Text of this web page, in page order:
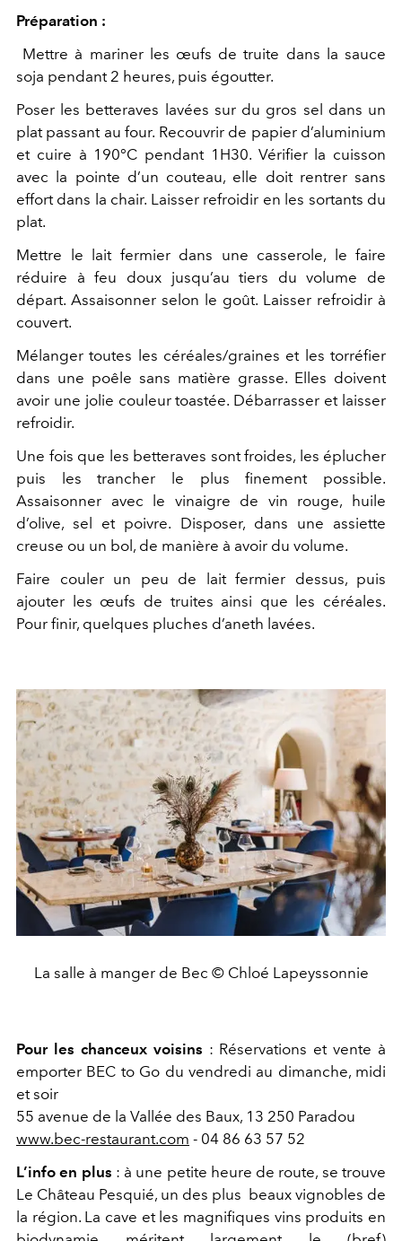
Préparation :
Mettre à mariner les œufs de truite dans la sauce
soja pendant 2 heures, puis égoutter.
Poser les betteraves lavées sur du gros sel dans un
plat passant au four. Recouvrir de papier d’aluminium
et cuire à 190°C pendant 1H30. Vérifier la cuisson
avec la pointe d’un couteau, elle doit rentrer sans
effort dans la chair. Laisser refroidir en les sortants du
plat.
Mettre le lait fermier dans une casserole, le faire
réduire à feu doux jusqu’au tiers du volume de
départ. Assaisonner selon le goût. Laisser refroidir à
couvert.
Mélanger toutes les céréales/graines et les torréfier
dans une poêle sans matière grasse. Elles doivent
avoir une jolie couleur toastée. Débarrasser et laisser
refroidir.
Une fois que les betteraves sont froides, les éplucher
puis les trancher le plus finement possible.
Assaisonner avec le vinaigre de vin rouge, huile
d’olive, sel et poivre. Disposer, dans une assiette
creuse ou un bol, de manière à avoir du volume.
Faire couler un peu de lait fermier dessus, puis
ajouter les œufs de truites ainsi que les céréales.
Pour finir, quelques pluches d’aneth lavées.
La salle à manger de Bec © Chloé Lapeyssonnie
Pour les chanceux voisins : Réservations et vente à
emporter BEC to Go du vendredi au dimanche, midi
et soir
55 avenue de la Vallée des Baux, 13 250 Paradou
www.bec-restaurant.com - 04 86 63 57 52
L’info en plus : à une petite heure de route, se trouve
Le Château Pesquié, un des plus beaux vignobles de
la région. La cave et les magnifiques vins produits en